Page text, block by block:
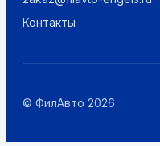
Контакты
© ФилАвто 2026